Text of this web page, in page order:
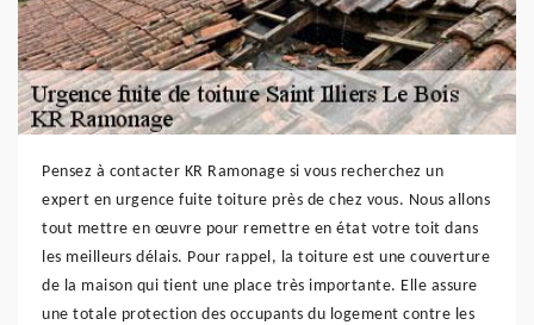
Pensez à contacter KR Ramonage si vous recherchez un
expert en urgence fuite toiture près de chez vous. Nous allons
tout mettre en œuvre pour remettre en état votre toit dans
les meilleurs délais. Pour rappel, la toiture est une couverture
de la maison qui tient une place très importante. Elle assure
une totale protection des occupants du logement contre les